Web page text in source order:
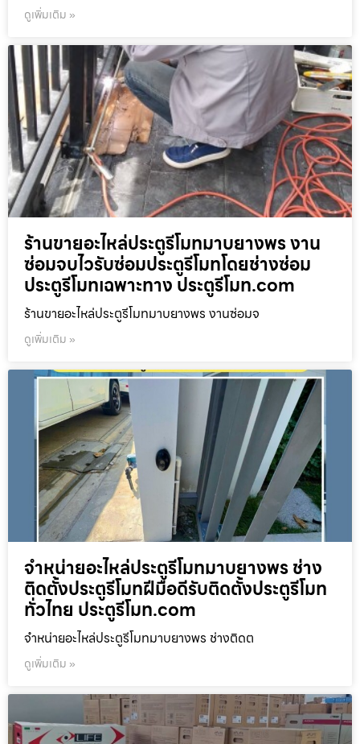
ดูเพิ่มเติม »
ร้านขายอะไหล่ประตูรีโมทมาบยางพร งาน
ซ่อมจบไวรับซ่อมประตูรีโมทโดยช่างซ่อม
ประตูรีโมทเฉพาะทาง ประตูรีโมท.com
ร้านขายอะไหล่ประตูรีโมทมาบยางพร งานซ่อมจ
ดูเพิ่มเติม »
จำหน่ายอะไหล่ประตูรีโมทมาบยางพร ช่าง
ติดตั้งประตูรีโมทฝีมือดีรับติดตั้งประตูรีโมท
ทั่วไทย ประตูรีโมท.com
จำหน่ายอะไหล่ประตูรีโมทมาบยางพร ช่างติดต
ดูเพิ่มเติม »